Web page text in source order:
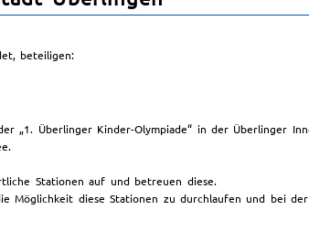
beteiligen:
„1. Überlinger Kinder-Olympiade“ in der Überlinger
Stationen auf und betreuen diese.
diese Stationen zu durchlaufen und bei